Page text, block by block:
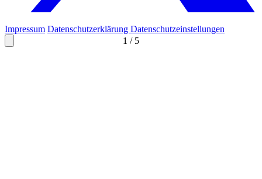
1 / 5
Impressum Datenschutzerklärung Datenschutzeinstellungen